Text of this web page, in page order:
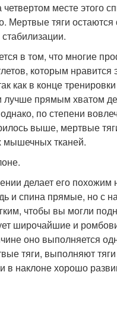
месте этого
тяги
в том, что многие
которым
как в конце
лучше прямым хватом
по степени
выше, мертвые
мышечных тканей.
делает его
и спина прямые, но с
чтобы вы могли
широчайшие и
оно выполняется
тяги, выполняют
в наклоне хорошо